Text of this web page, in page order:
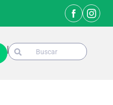
Search
Search